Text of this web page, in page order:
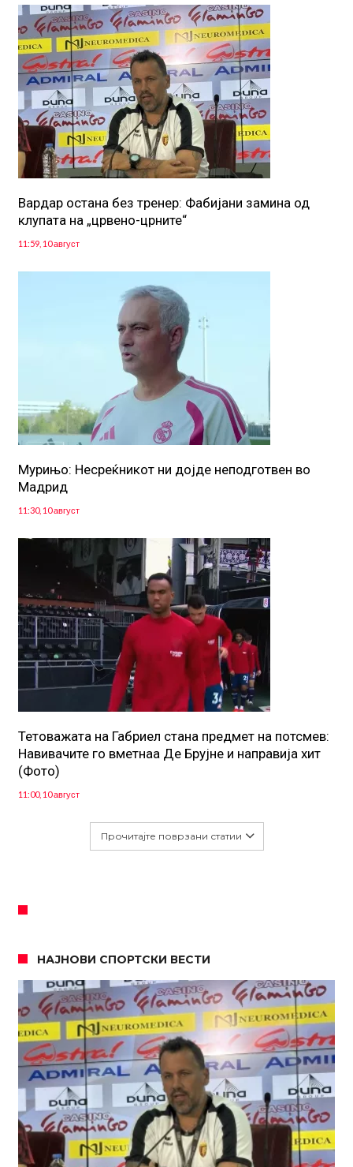
Вардар остана без тренер: Фабијани замина од
клупата на „црвено-црните“
11:59, 10 август
Мурињо: Несреќникот ни дојде неподготвен во
Мадрид
11:30, 10 август
Тетоважата на Габриел стана предмет на потсмев:
Навивачите го вметнаа Де Брујне и направија хит
(Фото)
11:00, 10 август
Прочитајте поврзани статии
НАЈНОВИ СПОРТСКИ ВЕСТИ